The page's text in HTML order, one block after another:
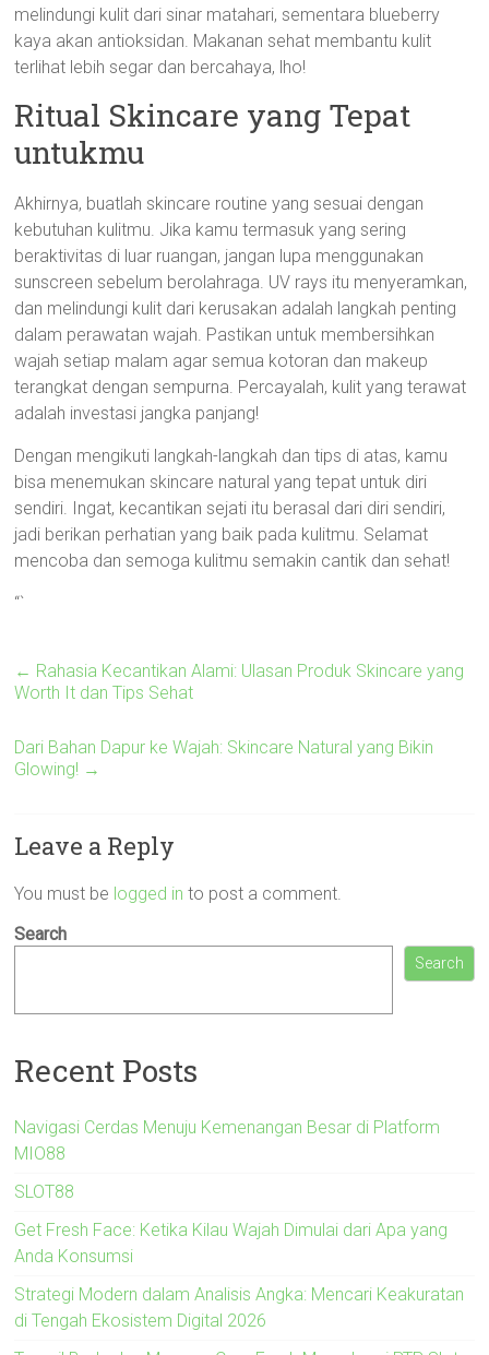
melindungi kulit dari sinar matahari, sementara blueberry
kaya akan antioksidan. Makanan sehat membantu kulit
terlihat lebih segar dan bercahaya, lho!
Ritual Skincare yang Tepat
untukmu
Akhirnya, buatlah skincare routine yang sesuai dengan
kebutuhan kulitmu. Jika kamu termasuk yang sering
beraktivitas di luar ruangan, jangan lupa menggunakan
sunscreen sebelum berolahraga. UV rays itu menyeramkan,
dan melindungi kulit dari kerusakan adalah langkah penting
dalam perawatan wajah. Pastikan untuk membersihkan
wajah setiap malam agar semua kotoran dan makeup
terangkat dengan sempurna. Percayalah, kulit yang terawat
adalah investasi jangka panjang!
Dengan mengikuti langkah-langkah dan tips di atas, kamu
bisa menemukan skincare natural yang tepat untuk diri
sendiri. Ingat, kecantikan sejati itu berasal dari diri sendiri,
jadi berikan perhatian yang baik pada kulitmu. Selamat
mencoba dan semoga kulitmu semakin cantik dan sehat!
“`
← Rahasia Kecantikan Alami: Ulasan Produk Skincare yang
Worth It dan Tips Sehat
Dari Bahan Dapur ke Wajah: Skincare Natural yang Bikin
Glowing! →
Leave a Reply
You must be logged in to post a comment.
Search
Search
Recent Posts
Navigasi Cerdas Menuju Kemenangan Besar di Platform
MIO88
SLOT88
Get Fresh Face: Ketika Kilau Wajah Dimulai dari Apa yang
Anda Konsumsi
Strategi Modern dalam Analisis Angka: Mencari Keakuratan
di Tengah Ekosistem Digital 2026